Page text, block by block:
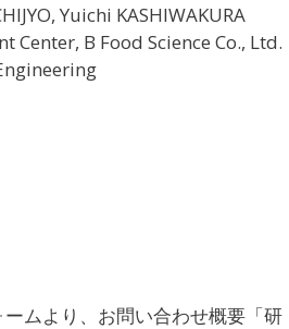
Yuichi KASHIWAKURA
Center, B Food Science Co., Ltd.
ムより、お問い合わせ概要「研